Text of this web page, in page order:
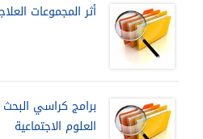
أثر المجموعات
برامج كراسي
العلوم الاجتماعية